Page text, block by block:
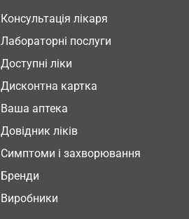
Консультація лікаря
Лабораторні послуги
Доступні ліки
Дисконтна картка
Ваша аптека
Довідник ліків
Симптоми і захворювання
Бренди
Виробники